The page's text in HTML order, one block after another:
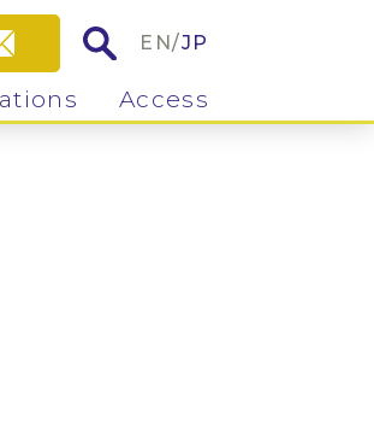
EN/JP
Access